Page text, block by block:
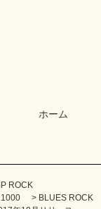
ホーム
ROCK
> BLUES ROCK